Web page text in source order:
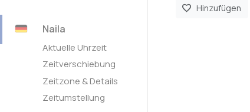
Naila
Aktuelle Uhrzeit
Zeitverschiebung
Zeitzone & Details
Zeitumstellung
favorite Hinzufügen